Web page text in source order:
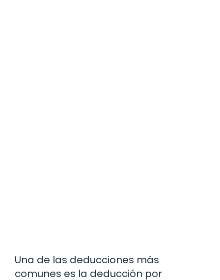
Una de las deducciones más
comunes es la deducción por